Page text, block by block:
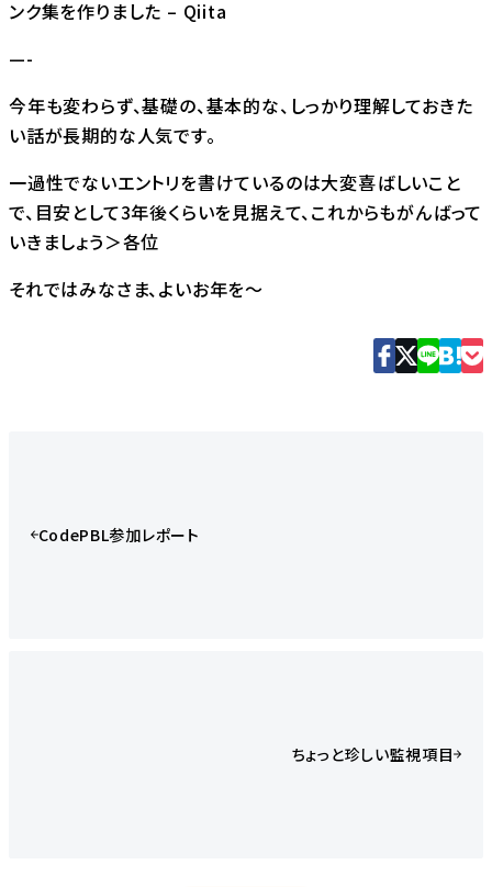
ンク集を作りました – Qiita
—-
今年も変わらず、基礎の、基本的な、しっかり理解しておきた
い話が長期的な人気です。
一過性でないエントリを書けているのは大変喜ばしいこと
で、目安として3年後くらいを見据えて、これからもがんばって
いきましょう＞各位
それではみなさま、よいお年を〜
CodePBL参加レポート
ちょっと珍しい監視項目